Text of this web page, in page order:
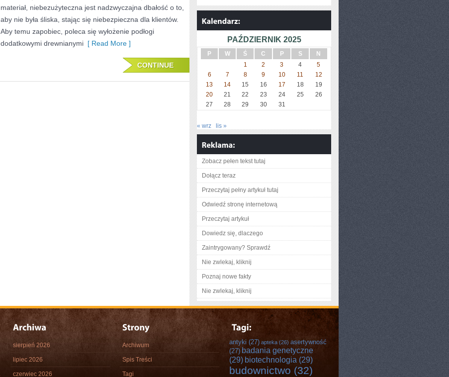
NIEBEZUŻYTECZNYCH
ŻYCIA
materiał, niebezużyteczna jest nadzwyczajna dbałość o to,
aby nie była śliska, stając się niebezpieczna dla klientów.
Aby temu zapobiec, poleca się wyłożenie podłogi
dodatkowymi drewnianymi [ Read More ]
CONTINUE
PAŹDZIERNIK 2025
P W Ś C P S
N
1
2 3 4
5
6
7 8 9 10 11
12
13
14 15 16 17 18
19
20
21 22 23 24 25
26
27
28 29 30 31
« wrz lis »
Zobacz pełen tekst tutaj
Dołącz teraz
Przeczytaj pełny artykuł tutaj
Odwiedź stronę internetową
Przeczytaj artykuł
Dowiedz się, dlaczego
Zaintrygowany? Sprawdź
Nie zwlekaj, kliknij
Poznaj nowe fakty
Nie zwlekaj, kliknij
sierpień 2026
lipiec 2026
czerwiec 2026
Archiwum
Spis Treści
Tagi
antyki (27) apteka (26) asertywność
(27) badania genetyczne
(29) biotechnologia (29)
budownictwo (32)